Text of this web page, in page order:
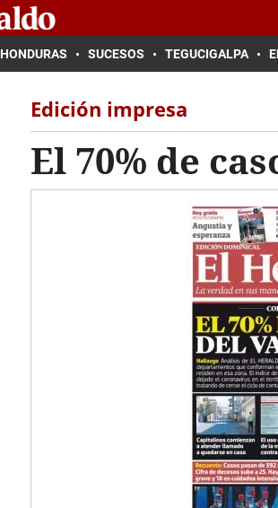
HONDURAS SUCESOS TEGUCIGALPA
Edición impresa
El 70% de